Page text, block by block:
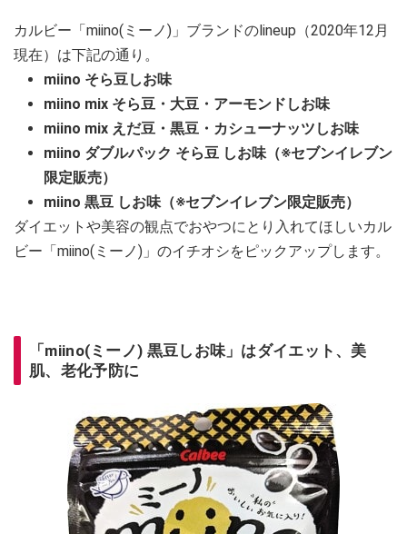
カルビー「miino(ミーノ)」ブランドのlineup（2020年12月
現在）は下記の通り。
miino そら豆しお味
miino mix そら豆・大豆・アーモンドしお味
miino mix えだ豆・黒豆・カシューナッツしお味
miino ダブルパック そら豆 しお味（※セブンイレブン
限定販売）
miino 黒豆 しお味（※セブンイレブン限定販売）
ダイエットや美容の観点でおやつにとり入れてほしいカル
ビー「miino(ミーノ)」のイチオシをピックアップします。
「miino(ミーノ) 黒豆しお味」はダイエット、美
肌、老化予防に